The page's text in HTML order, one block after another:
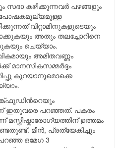
കഴിക്കുന്നവര്‍ പഴങ്ങളും
പോഷകമൂല്യമുള്ള
വിറ്റാമിനുകളുടെയും
അതും തലച്ചോറിനെ
ചെയ്യാം.
അമിതവണ്ണം
മാനസികസമ്മര്‍ദ്ദം
കുറയാനുമൊക്കെ
ഇതുവരെ പറഞ്ഞത്. പകരം
ഉത്തമം
മീന്‍, പ്രത്യേകിച്ചും
ഒമേഗ 3